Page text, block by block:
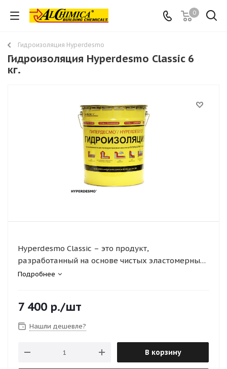
0
Гидроизоляция Hyperdesmo
Гидроизоляция Hyperdesmo Classic 6
кг.
Hyperdesmo Classic – это продукт,
разработанный на основе чистых эластомерных
гидрофобных полиуретановых смол, которые
материала не требуется дополнительных
катализаторов или сложных процедур
Подробнее
7 400 р./шт
Нашли дешевле?
В корзину